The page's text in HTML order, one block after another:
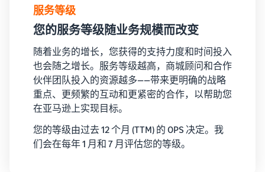
服务等级
您的服务等级随业务规模而改变
随着业务的增长，您获得的支持力度和时间投入
也会随之增长。服务等级越高，商城顾问和合作
伙伴团队投入的资源越多——带来更明确的战略
重点、更频繁的互动和更紧密的合作，以帮助您
在亚马逊上实现目标。
您的等级由过去 12 个月 (TTM) 的 OPS 决定。我
们会在每年 1 月和 7 月评估您的等级。